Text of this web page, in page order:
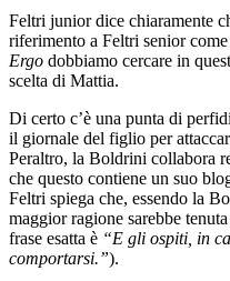
Feltri junior dice chiaramente
riferimento a Feltri senior
Ergo dobbiamo cercare in
scelta di Mattia.
Di certo c’è una punta di
il giornale del figlio per
Peraltro, la Boldrini collabora
che questo contiene un suo
Feltri spiega che, essendo la
maggior ragione sarebbe
frase esatta è “E gli ospiti, in
comportarsi.”).